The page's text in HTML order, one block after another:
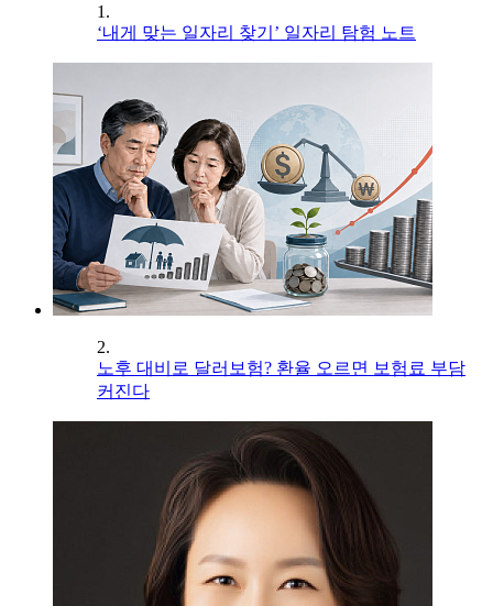
1.
‘내게 맞는 일자리 찾기’ 일자리 탐험 노트
2.
노후 대비로 달러보험? 환율 오르면 보험료 부담
커진다